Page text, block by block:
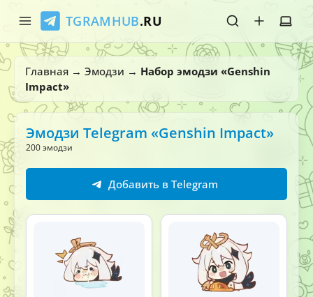
TGRAMHUB.RU
Главная
Стикеры
Главная → Эмодзи → Набор эмодзи «Genshin
Impact»
Эмодзи Telegram «Genshin Impact»
200 эмодзи
Добавить в Telegram